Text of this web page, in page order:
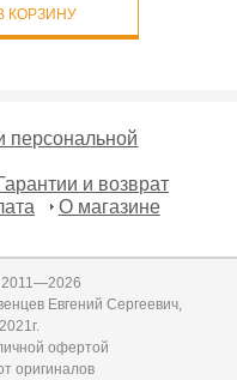
КОРЗИНУ
персональной
и возврат
О магазине
2011—2026
Евгений Сергеевич,
офертой
оригиналов